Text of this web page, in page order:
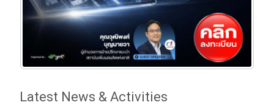
Latest News & Activities